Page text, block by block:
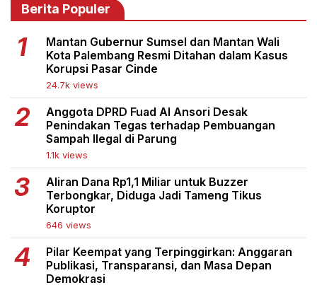
Berita Populer
Mantan Gubernur Sumsel dan Mantan Wali
Kota Palembang Resmi Ditahan dalam Kasus
Korupsi Pasar Cinde
24.7k views
Anggota DPRD Fuad Al Ansori Desak
Penindakan Tegas terhadap Pembuangan
Sampah Ilegal di Parung
1.1k views
Aliran Dana Rp1,1 Miliar untuk Buzzer
Terbongkar, Diduga Jadi Tameng Tikus
Koruptor
646 views
Pilar Keempat yang Terpinggirkan: Anggaran
Publikasi, Transparansi, dan Masa Depan
Demokrasi